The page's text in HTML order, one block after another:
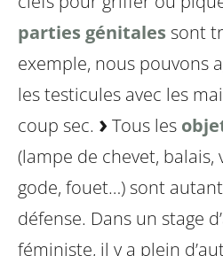
parties génitales sont
exemple, nous pouvons
les testicules avec les
coup sec.
Tous les
(lampe de chevet, balais,
gode, fouet…) sont
défense. Dans un stage
féministe, il y a plein